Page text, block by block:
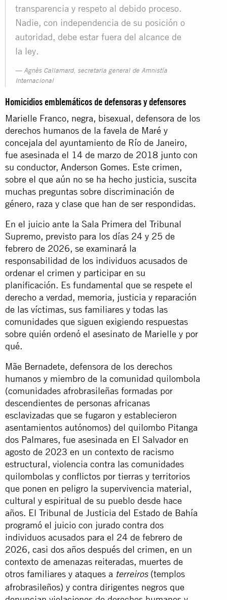
transparencia y respeto al debido proceso.
Nadie, con independencia de su posición o
autoridad, debe estar fuera del alcance de
la ley.
Agnès Callamard, secretaria general de Amnistía
Internacional
Homicidios emblemáticos de defensoras y defensores
Marielle Franco, negra, bisexual, defensora de los
derechos humanos de la favela de Maré y
concejala del ayuntamiento de Río de Janeiro,
fue asesinada el 14 de marzo de 2018 junto con
su conductor, Anderson Gomes. Este crimen,
sobre el que aún no se ha hecho justicia, suscita
muchas preguntas sobre discriminación de
género, raza y clase que han de ser respondidas.
En el juicio ante la Sala Primera del Tribunal
Supremo, previsto para los días 24 y 25 de
febrero de 2026, se examinará la
responsabilidad de los individuos acusados de
ordenar el crimen y participar en su
planificación. Es fundamental que se respete el
derecho a verdad, memoria, justicia y reparación
de las víctimas, sus familiares y todas las
comunidades que siguen exigiendo respuestas
sobre quién ordenó el asesinato de Marielle y por
qué.
Mãe Bernadete, defensora de los derechos
humanos y miembro de la comunidad quilombola
(comunidades afrobrasileñas formadas por
descendientes de personas africanas
esclavizadas que se fugaron y establecieron
asentamientos autónomos) del quilombo Pitanga
dos Palmares, fue asesinada en El Salvador en
agosto de 2023 en un contexto de racismo
estructural, violencia contra las comunidades
quilombolas y conflictos por tierras y territorios
que ponen en peligro la supervivencia material,
cultural y espiritual de su pueblo desde hace
años. El Tribunal de Justicia del Estado de Bahía
programó el juicio con jurado contra dos
individuos acusados para el 24 de febrero de
2026, casi dos años después del crimen, en un
contexto de amenazas reiteradas, muertes de
otros familiares y ataques a terreiros(templos
afrobrasileños) y contra dirigentes negros que